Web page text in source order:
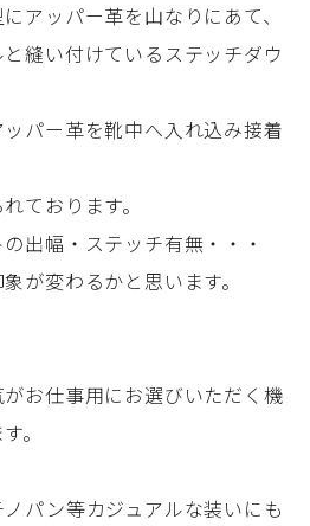
アッパー革を山なりにあて、
縫い付けているステッチダウ
パー革を靴中へ入れ込み接着
ております。
出幅・ステッチ有無・・・
が変わるかと思います。
お仕事用にお選びいただく機
。
パン等カジュアルな装いにも